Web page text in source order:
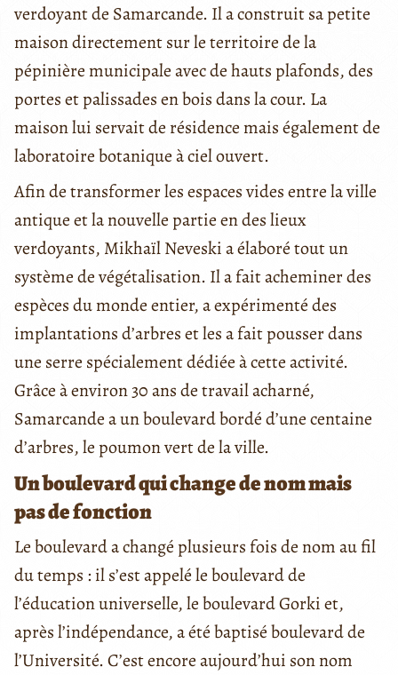
verdoyant de Samarcande. Il a construit sa petite
maison directement sur le territoire de la
pépinière municipale avec de hauts plafonds, des
portes et palissades en bois dans la cour. La
maison lui servait de résidence mais également de
laboratoire botanique à ciel ouvert.
Afin de transformer les espaces vides entre la ville
antique et la nouvelle partie en des lieux
verdoyants, Mikhaïl Neveski a élaboré tout un
système de végétalisation. Il a fait acheminer des
espèces du monde entier, a expérimenté des
implantations d’arbres et les a fait pousser dans
une serre spécialement dédiée à cette activité.
Grâce à environ 30 ans de travail acharné,
Samarcande a un boulevard bordé d’une centaine
d’arbres, le poumon vert de la ville.
Un boulevard qui change de nom mais
pas de fonction
Le boulevard a changé plusieurs fois de nom au fil
du temps : il s’est appelé le boulevard de
l’éducation universelle, le boulevard Gorki et,
après l’indépendance, a été baptisé boulevard de
l’Université. C’est encore aujourd’hui son nom